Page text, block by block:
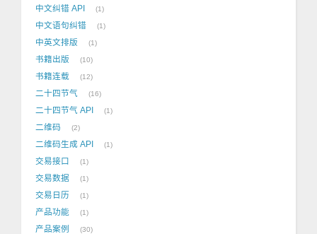
中文纠错 API 1
中文语句纠错 1
中英文排版 1
书籍出版 10
书籍连载 12
二十四节气 16
二十四节气 API 1
二维码 2
二维码生成 API 1
交易接口 1
交易数据 1
交易日历 1
产品功能 1
产品案例 30